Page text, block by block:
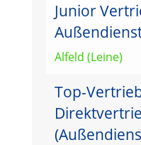
Junior
Alfeld (Leine)
Top-